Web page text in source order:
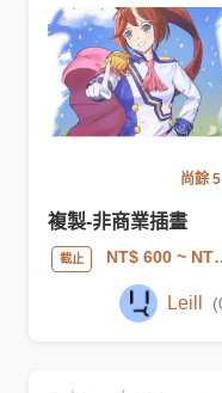
尚餘 5
複製-非商業插畫
截止 NT$ 600~ NT$ 1000
Leill